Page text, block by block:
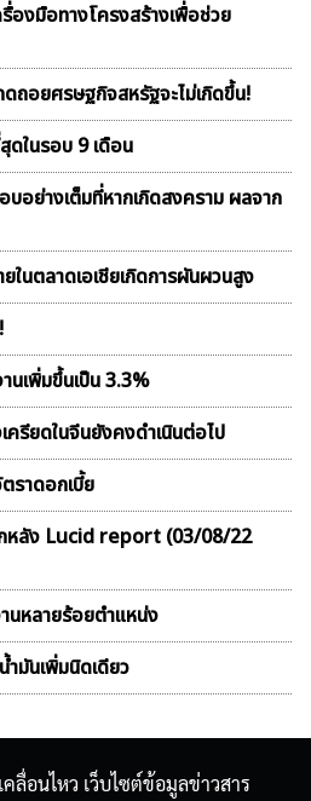
องมือทางโครงสร้างเพื่อช่วย
ถอยศรษฐกิจสหรัฐจะไม่เกิดขึ้น!
ดในรอบ 9 เดือน
อย่างเต็มที่หากเกิดสงคราม ผลจาก
ในตลาดเอเชียเกิดการผันผวนสูง
นเพิ่มขึ้นเป็น 3.3%
รียดในจีนยังคงดำเนินต่อไป
ราดอกเบี้ย
ลัง Lucid report (03/08/22
หลายร้อยตำแหน่ง
มันเพิ่มนิดเดียว
ลื่อนไหว เว็บไซต์ข้อมูลข่าวสาร